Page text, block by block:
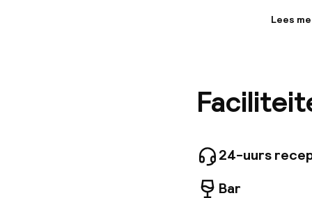
graag
5
Lees
24-uurs
Bar